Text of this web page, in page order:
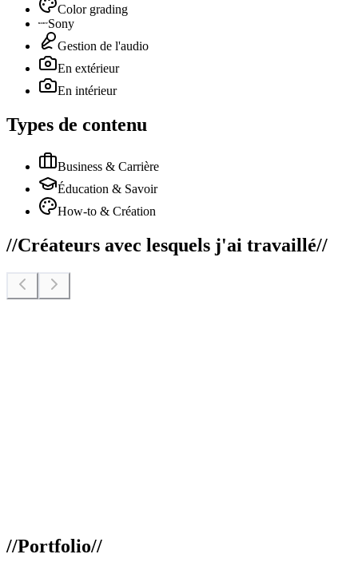
Color grading
Sony
Gestion de l'audio
En extérieur
En intérieur
Types de contenu
Business & Carrière
Éducation & Savoir
How-to & Création
//Créateurs avec lesquels j'ai travaillé//
//Portfolio//